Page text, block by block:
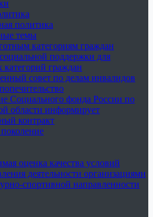
политика
темы
категориям граждан
поддержки для
категорий граждан
совет по делам инвалидов
Социального фонда России по
области информирует
контракт
оценка качества условий
деятельности организациями
спортивной направленности